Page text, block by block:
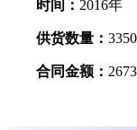
时间： 2016年
供货数量：
合同金额：